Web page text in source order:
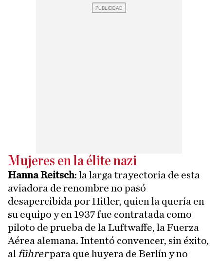
Mujeres en la élite nazi
Hanna Reitsch: la larga trayectoria de esta
aviadora de renombre no pasó
desapercibida por Hitler, quien la quería en
su equipo y en 1937 fue contratada como
piloto de prueba de la Luftwaffe, la Fuerza
Aérea alemana. Intentó convencer, sin éxito,
al führerpara que huyera de Berlín y no